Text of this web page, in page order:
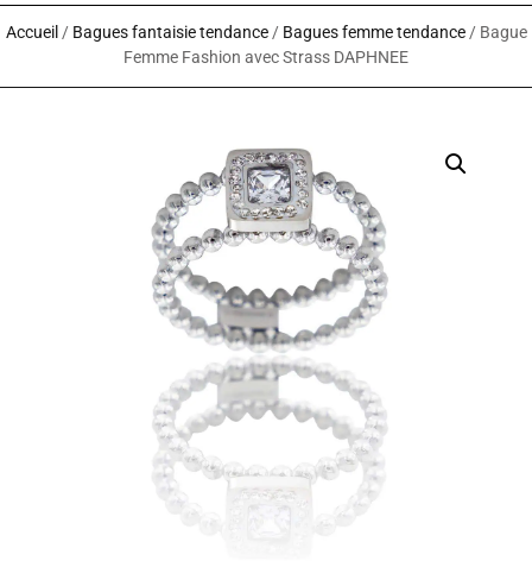
Accueil/ Bagues fantaisie tendance/ Bagues femme tendance/ Bague
Femme Fashion avec Strass DAPHNEE